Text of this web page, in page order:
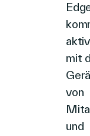
aktiv
mit
von
und